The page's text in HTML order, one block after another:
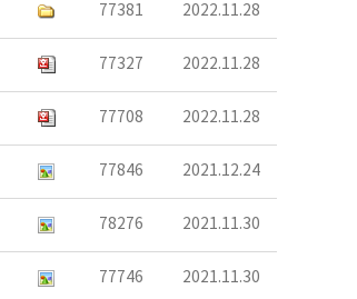
77381 2022.11.28
77327 2022.11.28
77708 2022.11.28
77846 2021.12.24
78276 2021.11.30
77746 2021.11.30